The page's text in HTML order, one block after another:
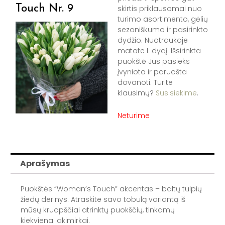
Touch Nr. 9
skirtis priklausomai nuo
turimo asortimento, gėlių
sezoniškumo ir pasirinkto
dydžio. Nuotraukoje
matote L dydį. Išsirinkta
puokštė Jus pasieks
įvyniota ir paruošta
dovanoti. Turite
klausimų? Susisiekime.
Neturime
Aprašymas
Puokštės “Woman’s Touch” akcentas – baltų tulpių
žiedų derinys. Atraskite savo tobulą variantą iš
mūsų kruopščiai atrinktų puokščių, tinkamų
kiekvienai akimirkai.